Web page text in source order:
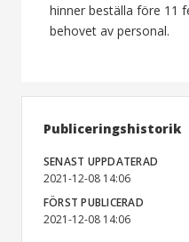
hinner beställa före 11
behovet av personal.
Publiceringshistorik
SENAST UPPDATERAD
2021-12-08 14:06
FÖRST PUBLICERAD
2021-12-08 14:06